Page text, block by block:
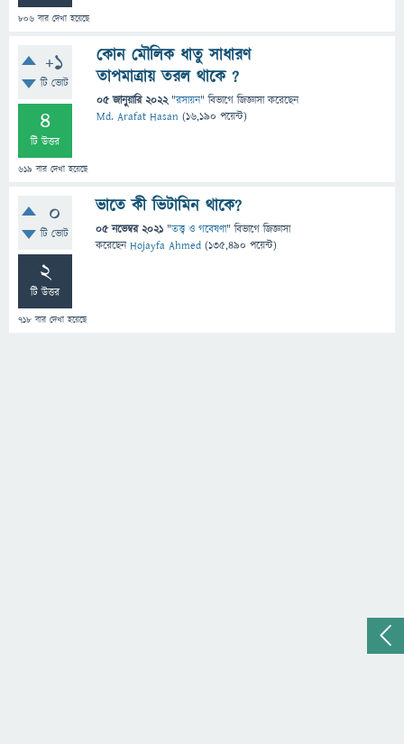
806 বার দেখা হয়েছে
+1
টি ভোট
4
টি উত্তর
619 বার দেখা হয়েছে
কোন মৌলিক ধাতু সাধারণ
তাপমাত্রায় তরল থাকে ?
05 জানুয়ারি 2022 "রসায়ন" বিভাগে জিজ্ঞাসাকরেছেন
Md. Arafat Hasan (16,190 পয়েন্ট)
0
টি ভোট
2
টি উত্তর
718 বার দেখা হয়েছে
ভাতে কী ভিটামিন থাকে?
05 নভেম্বর 2021 "তত্ত্ব ও গবেষণা" বিভাগে জিজ্ঞাসা
করেছেনHojayfa Ahmed (135,490 পয়েন্ট)